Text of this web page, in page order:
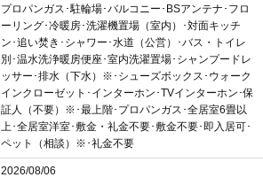
プロパンガス･駐輪場･バルコニー･BSアンテナ･フロ
ーリング･冷暖房･洗濯機置場（室内）･対面キッチ
ン･追い焚き･シャワー･水道（公営）･バス・トイレ
別･温水洗浄暖房便座･室内洗濯置場･シャンプードレ
ッサー･排水（下水）※･シューズボックス･ウォーク
インクローゼット･インターホン･TVインターホン･保
証人（不要）※･最上階･プロパンガス･全居室6畳以
上･全居室洋室･敷金・礼金不要･敷金不要･即入居可･
ペット（相談）※･礼金不要
2026/08/06